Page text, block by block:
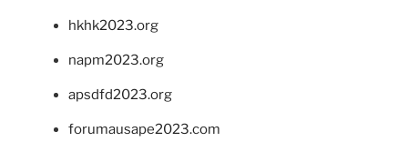
hkhk2023.org
napm2023.org
apsdfd2023.org
forumausape2023.com